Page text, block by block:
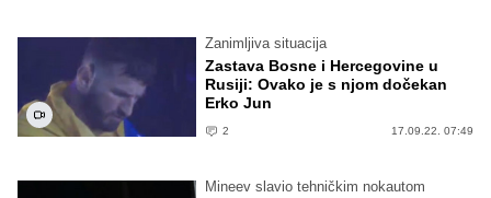
Zanimljiva situacija
Zastava Bosne i Hercegovine u
Rusiji: Ovako je s njom dočekan
Erko Jun
2 17.09.22. 07:49
Mineev slavio tehničkim nokautom